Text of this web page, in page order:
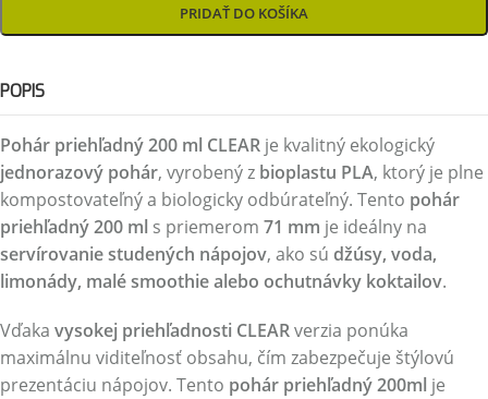
PRIDAŤ DO KOŠÍKA
POPIS
Pohár priehľadný 200 ml CLEAR je kvalitný ekologický
jednorazový pohár, vyrobený z bioplastu PLA, ktorý je plne
kompostovateľný a biologicky odbúrateľný. Tento pohár
priehľadný 200 ml s priemerom 71 mm je ideálny na
servírovanie studených nápojov, ako sú džúsy, voda,
limonády, malé smoothie alebo ochutnávky koktailov.
Vďaka vysokej priehľadnosti CLEARverzia ponúka
maximálnu viditeľnosť obsahu, čím zabezpečuje štýlovú
prezentáciu nápojov. Tento pohár priehľadný 200ml je